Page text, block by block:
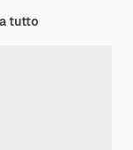
tutto